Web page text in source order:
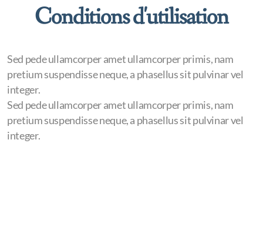
Conditions d'utilisation
Sed pede ullamcorper amet ullamcorper primis, nam
pretium suspendisse neque, a phasellus sit pulvinar vel
integer.
Sed pede ullamcorper amet ullamcorper primis, nam
pretium suspendisse neque, a phasellus sit pulvinar vel
integer.